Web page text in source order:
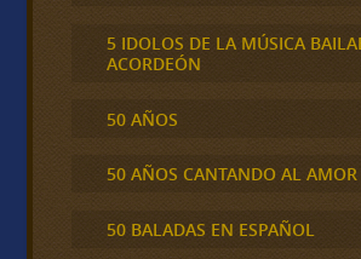
5 IDOLOS DE LA MÚSICA
ACORDEÓN
50 AÑOS
50 AÑOS CANTANDO AL AMOR
50 BALADAS EN ESPAÑOL